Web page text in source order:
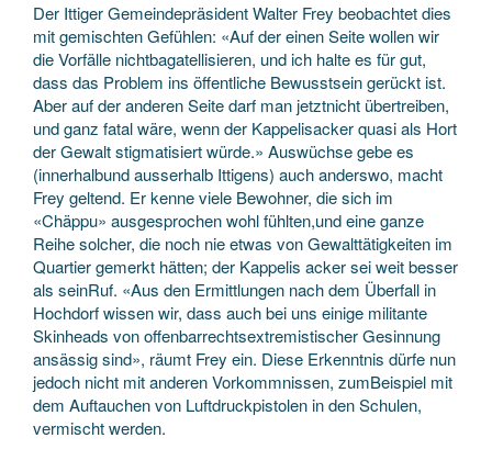
Der Ittiger Gemeindepräsident Walter Frey beobachtet dies
mit gemischten Gefühlen: «Auf der einen Seite wollen wir
die Vorfälle nichtbagatellisieren, und ich halte es für gut,
dass das Problem ins öffentliche Bewusstsein gerückt ist.
Aber auf der anderen Seite darf man jetztnicht übertreiben,
und ganz fatal wäre, wenn der Kappelisacker quasi als Hort
der Gewalt stigmatisiert würde.» Auswüchse gebe es
(innerhalbund ausserhalb Ittigens) auch anderswo, macht
Frey geltend. Er kenne viele Bewohner, die sich im
«Chäppu» ausgesprochen wohl fühlten,und eine ganze
Reihe solcher, die noch nie etwas von Gewalttätigkeiten im
Quartier gemerkt hätten; der Kappelis acker sei weit besser
als seinRuf. «Aus den Ermittlungen nach dem Überfall in
Hochdorf wissen wir, dass auch bei uns einige militante
Skinheads von offenbarrechtsextremistischer Gesinnung
ansässig sind», räumt Frey ein. Diese Erkenntnis dürfe nun
jedoch nicht mit anderen Vorkommnissen, zumBeispiel mit
dem Auftauchen von Luftdruckpistolen in den Schulen,
vermischt werden.